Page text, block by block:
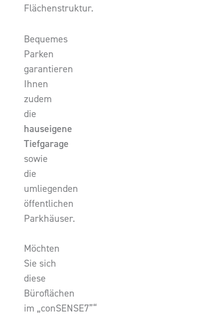
Flächenstruktur.
Bequemes
Parken
garantieren
Ihnen
zudem
die
hauseigene
Tiefgarage
sowie
die
umliegenden
öffentlichen
Parkhäuser.
Möchten
Sie sich
diese
Büroflächen
im „conSENSE7”“